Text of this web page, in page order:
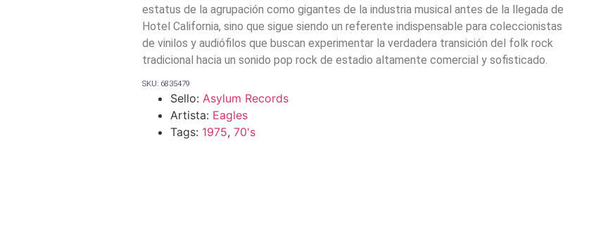
estatus de la agrupación como gigantes de la industria musical antes de la llegada de
Hotel California, sino que sigue siendo un referente indispensable para coleccionistas
de vinilos y audiófilos que buscan experimentar la verdadera transición del folk rock
tradicional hacia un sonido pop rock de estadio altamente comercial y sofisticado.
SKU: 6835479
Sello: Asylum Records
Artista: Eagles
Tags: 1975, 70's